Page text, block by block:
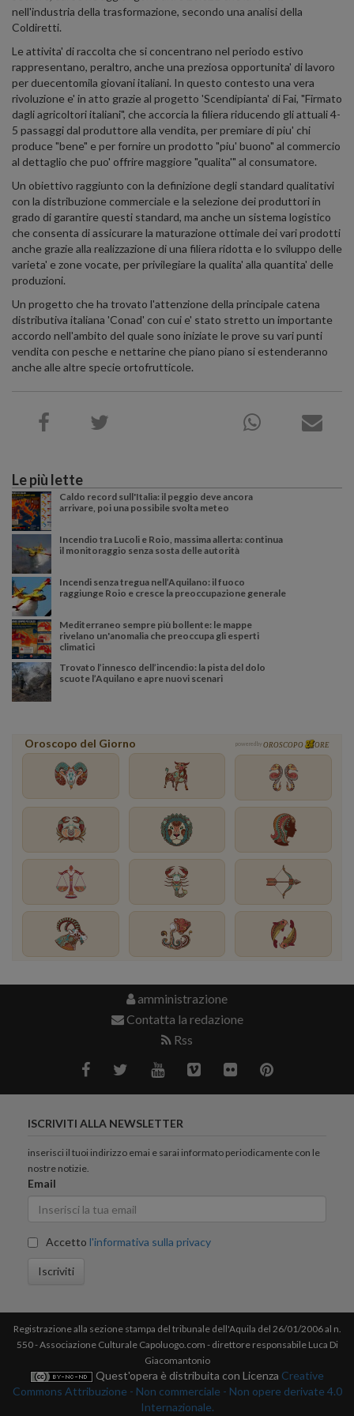
nell'industria della trasformazione, secondo una analisi della
Coldiretti.
Le attivita' di raccolta che si concentrano nel periodo estivo
rappresentano, peraltro, anche una preziosa opportunita' di lavoro
per duecentomila giovani italiani. In questo contesto una vera
rivoluzione e' in atto grazie al progetto 'Scendipianta' di Fai, "Firmato
dagli agricoltori italiani", che accorcia la filiera riducendo gli attuali 4-
5 passaggi dal produttore alla vendita, per premiare di piu' chi
produce "bene" e per fornire un prodotto "piu' buono" al commercio
al dettaglio che puo' offrire maggiore "qualita'" al consumatore.
Un obiettivo raggiunto con la definizione degli standard qualitativi
con la distribuzione commerciale e la selezione dei produttori in
grado di garantire questi standard, ma anche un sistema logistico
che consenta di assicurare la maturazione ottimale dei vari prodotti
anche grazie alla realizzazione di una filiera ridotta e lo sviluppo delle
varieta' e zone vocate, per privilegiare la qualita' alla quantita' delle
produzioni.
Un progetto che ha trovato l'attenzione della principale catena
distributiva italiana 'Conad' con cui e' stato stretto un importante
accordo nell'ambito del quale sono iniziate le prove su vari punti
vendita con pesche e nettarine che piano piano si estenderanno
anche alle altre specie ortofrutticole.
Le più lette
Caldo record sull'Italia: il peggio deve ancora
arrivare, poi una possibile svolta meteo
Incendio tra Lucoli e Roio, massima allerta: continua
il monitoraggio senza sosta delle autorità
Incendi senza tregua nell’Aquilano: il fuoco
raggiunge Roio e cresce la preoccupazione generale
Mediterraneo sempre più bollente: le mappe
rivelano un'anomalia che preoccupa gli esperti
climatici
Trovato l’innesco dell’incendio: la pista del dolo
scuote l’Aquilano e apre nuovi scenari
Oroscopo del Giorno powered by OROSCOPO ORE
amministrazione
Contatta la redazione
Rss
ISCRIVITI ALLA NEWSLETTER
inserisci il tuoi indirizzo emai e sarai informato periodicamente con le
nostre notizie.
Email
Accetto l'informativa sulla privacy
Iscriviti
Registrazione alla sezione stampa del tribunale dell'Aquila del 26/01/2006 al n.
550 - Associazione Culturale Capoluogo.com - direttore responsabile Luca Di
Giacomantonio
Quest'opera è distribuita con Licenza Creative
Commons Attribuzione - Non commerciale - Non opere derivate 4.0
Internazionale.